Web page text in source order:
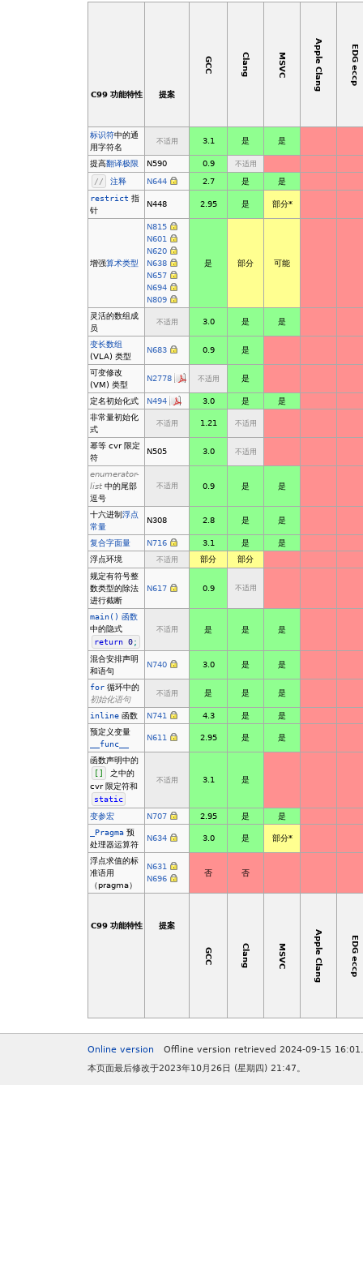
C99 功能特性 提案
GCC Clang MSVC Apple Clang EDG eccp
标识符中的通
用字符名
不适用 3.1 是 是
提高翻译极限 N590 0.9 不适用
// 注释 N644 2.7 是
是
restrict 指
针
N448 2.95 是 部分*
增强算术类型
N815
N601
N620
N638
N657
N694
N809
是 部分 可能
灵活的数组成
员
不适用 3.0 是 是
变长数组
(VLA) 类型
N683 0.9 是
可变修改
(VM) 类型
N2778 不适用 是
定名初始化式 N494 3.0 是
是
非常量初始化
式
不适用 1.21 不适用
幂等 cvr 限定
符
N505 3.0 不适用
enumerator-
list 中的尾部
逗号
不适用 0.9 是 是
十六进制浮点
常量
N308 2.8 是 是
复合字面量 N716 3.1 是
是
浮点环境
不适用 部分
部分
规定有符号整
数类型的除法
进行截断
N617 0.9 不适用
main() 函数
中的隐式
return 0;
不适用 是 是 是
混合安排声明
和语句
N740 3.0 是 是
for 循环中的
初始化语句
不适用 是 是 是
inline 函数 N741 4.3 是
是
预定义变量
__func__
N611 2.95 是 是
函数声明中的
[]
之中的
cvr 限定符和
static
不适用 3.1 是
变参宏 N707 2.95 是
是
_Pragma 预
处理器运算符
N634 3.0 是 部分*
浮点求值的标
准语用
（pragma）
N631
N696
否 否
C99 功能特性 提案
GCC Clang MSVC Apple Clang EDG eccp
Online version
Offline version retrieved 2024-09-15 16:01.
本页面最后修改于2023年10月26日 (星期四) 21:47。